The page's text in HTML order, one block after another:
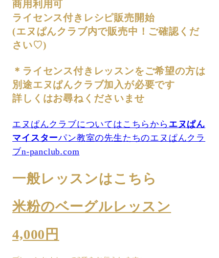
商用利用可
ライセンス付きレシピ販売開始
(エヌぱんクラブ内で販売中！ご確認くだ
さい♡)
＊ライセンス付きレッスンをご希望の方は
別途エヌぱんクラブ加入が必要です
詳しくはお尋ねくださいませ
エヌぱんクラブについてはこちらから エヌぱん
マイスターパン教室の先生たちのエヌぱんクラ
ブn-panclub.com
一般レッスンはこちら
米粉のベーグルレッスン
4,000円